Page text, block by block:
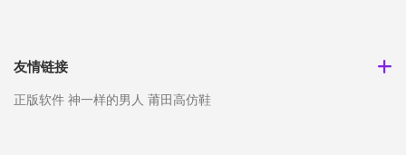
友情链接
正版软件 神一样的男人 莆田高仿鞋